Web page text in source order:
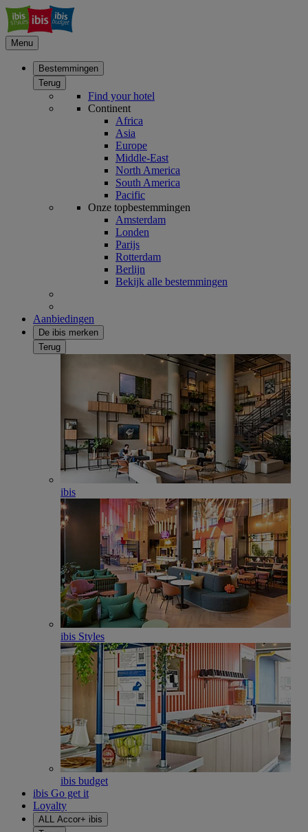
Menu
Bestemmingen
Terug
Find your hotel
Continent
Africa
Asia
Europe
Middle-East
North America
South America
Pacific
Onze topbestemmingen
Amsterdam
Londen
Parijs
Rotterdam
Berlijn
Bekijk alle bestemmingen
Aanbiedingen
De ibis merken
Terug
ibis
ibis Styles
ibis budget
ibis Go get it
Loyalty
ALL Accor+ ibis